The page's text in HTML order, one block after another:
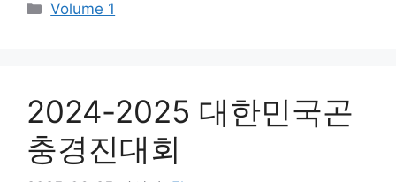
카
Volume 1
2024-2025 대한민국곤
충경진대회